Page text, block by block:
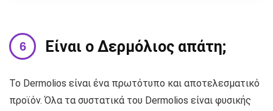
Είναι ο Δερμόλιος απάτη;
Το Dermolios είναι ένα πρωτότυπο και αποτελεσματικό
προϊόν. Όλα τα συστατικά του Dermolios είναι φυσικής